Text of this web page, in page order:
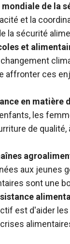
de la
et la
la sécurité
et
affronter ces
en matière
les
de
aux jeunes
sont une
est d'aider